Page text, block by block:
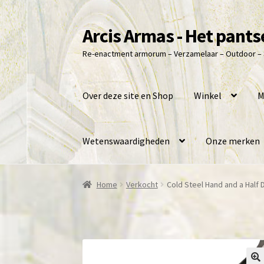
Ga
door
naar
navigatie
Ga
naar
de
inhoud
Arcis Armas - Het
Re-enactment armorum – Verzamelaar – Outdoor
Over deze site en Shop Winkel
Wetenswaardigheden Onze merken
Home Verkocht Cold Steel Hand and a Half